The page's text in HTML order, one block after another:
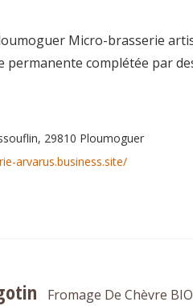
Micro-brasserie
permanente complétée par
29810 Ploumoguer
arvarus.business.site/
Fromage De Chèvre